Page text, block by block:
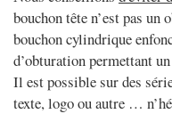
bouchon tête n’est pas
bouchon cylindrique
d’obturation permettant
Il est possible sur des
texte, logo ou autre …